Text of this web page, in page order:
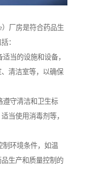
）厂房是符合药品生
：
当的设施和设备，
清洁室等，以确保
遵守清洁和卫生标
当使用消毒剂等，
制环境条件，如温
生产和质量控制的